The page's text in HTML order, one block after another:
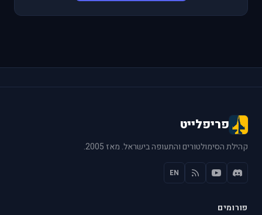
פריפלייט
קהילת הסימולטורים והתעופה בישראל. מאז 2005.
EN
פורומים